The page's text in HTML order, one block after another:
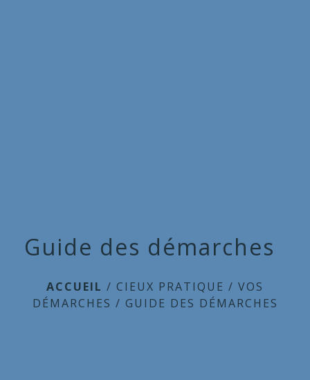
Guide des démarches
ACCUEIL / CIEUX PRATIQUE / VOS
DÉMARCHES / GUIDE DES DÉMARCHES